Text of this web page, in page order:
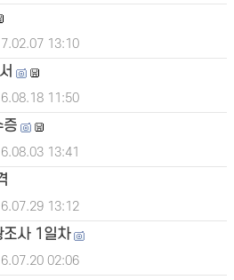
13:10
11:50
증
13:41
13:12
조사 1일차
02:06